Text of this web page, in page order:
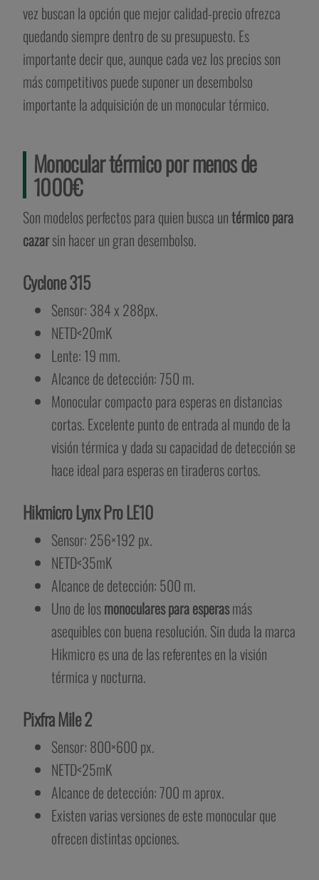
vez buscan la opción que mejor calidad-precio ofrezca
quedando siempre dentro de su presupuesto. Es
importante decir que, aunque cada vez los precios son
más competitivos puede suponer un desembolso
importante la adquisición de un monocular térmico.
Monocular térmico por menos de
1000€
Son modelos perfectos para quien busca untérmico para
cazarsin hacer un gran desembolso.
Cyclone 315
Sensor: 384 x 288px.
NETD<20mK
Lente: 19 mm.
Alcance de detección: 750 m.
Monocular compacto para esperas en distancias
cortas. Excelente punto de entrada al mundo de la
visión térmica y dada su capacidad de detección se
hace ideal para esperas en tiraderos cortos.
Hikmicro Lynx Pro LE10
Sensor: 256×192 px.
NETD<35mK
Alcance de detección: 500 m.
Uno de losmonoculares para esperasmás
asequibles con buena resolución. Sin duda la marca
Hikmicro es una de las referentes en la visión
térmica y nocturna.
Pixfra Mile 2
Sensor: 800×600 px.
NETD<25mK
Alcance de detección: 700 m aprox.
Existen varias versiones de este monocular que
ofrecen distintas opciones.